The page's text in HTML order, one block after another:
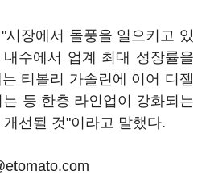
시장에서 돌풍을 일으키고 있
수에서 업계 최대 성장률을
티볼리 가솔린에 이어 디젤
등 한층 라인업이 강화되는
선될 것"이라고 말했다.